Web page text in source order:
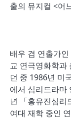
출의 뮤지컬 <어
배우 겸 연출가
교 연극영화학과
던 중 1986년 미
에서 심리드라마
년 「홍유진심리
여대 재학 중인